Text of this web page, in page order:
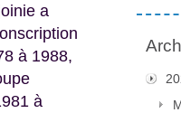
a
à 1988,
à